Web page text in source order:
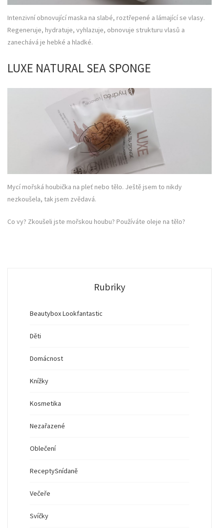
Intenzivní obnovující maska na slabé, roztřepené a lámající se vlasy.
Regeneruje, hydratuje, vyhlazuje, obnovuje strukturu vlasů a
zanechává je hebké a hladké.
LUXE NATURAL SEA SPONGE
Mycí mořská houbička na pleť nebo tělo. Ještě jsem to nikdy
nezkoušela, tak jsem zvědavá.
Co vy? Zkoušeli jste mořskou houbu? Používáte oleje na tělo?
Rubriky
Beautybox Lookfantastic
Děti
Domácnost
Knížky
Kosmetika
Nezařazené
Oblečení
ReceptySnídaně
Večeře
Svíčky